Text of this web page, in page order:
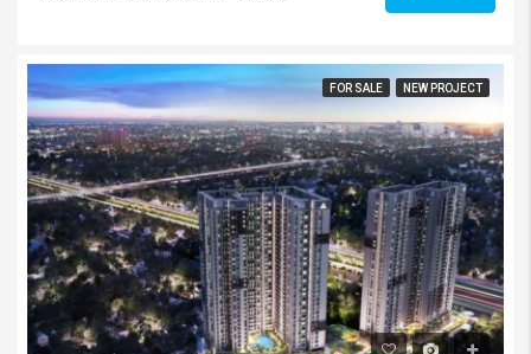
FOR SALE NEW PROJECT